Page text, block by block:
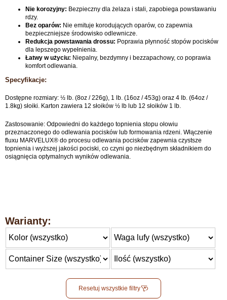
Nie korozyjny: Bezpieczny dla żelaza i stali, zapobiega powstawaniu
rdzy.
Bez oparów: Nie emituje korodujących oparów, co zapewnia
bezpieczniejsze środowisko odlewnicze.
Redukcja powstawania drossu: Poprawia płynność stopów pocisków
dla lepszego wypełnienia.
Łatwy w użyciu: Niepalny, bezdymny i bezzapachowy, co poprawia
komfort odlewania.
Specyfikacje:
Dostępne rozmiary: ½ lb. (8oz / 226g), 1 lb. (16oz / 453g) oraz 4 lb. (64oz /
1.8kg) słoiki. Karton zawiera 12 słoików ½ lb lub 12 słoików 1 lb.
Zastosowanie: Odpowiedni do każdego topnienia stopu ołowiu
przeznaczonego do odlewania pocisków lub formowania rdzeni. Włączenie
fluxu MARVELUX® do procesu odlewania pocisków zapewnia czystsze
topnienia i wyższej jakości pociski, co czyni go niezbędnym składnikiem do
osiągnięcia optymalnych wyników odlewania.
Warianty:
Resetuj wszystkie filtry